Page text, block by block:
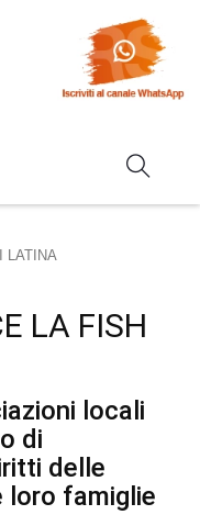
LATINA
LA FISH
locali
di
delle
loro famiglie